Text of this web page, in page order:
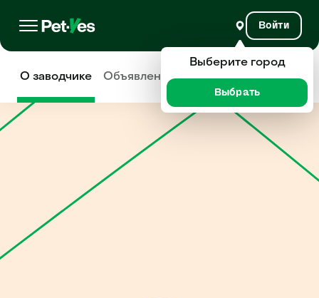
Войти
О заводчике Объявления Отзывы
Выберите город
Выбрать